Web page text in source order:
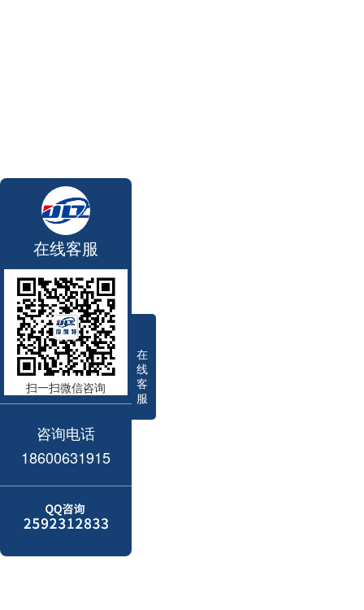
在
线
客
服
在线客服
扫一扫微信咨询
咨询电话
18600631915